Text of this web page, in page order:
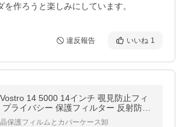
違反報告 いいね 1
14 5000 14インチ 覗見防止フィ
プライバシー 保護フィルター 反射防止
見防止 互換品
保護フィルムとカバーケース卸